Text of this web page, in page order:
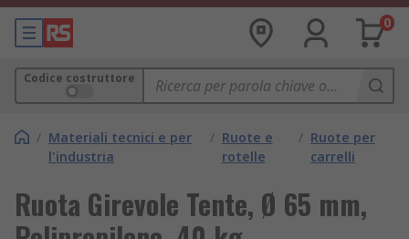
0
Codice costruttore
/ Materiali tecnici e per
l'industria
/ Ruote e
rotelle
/ Ruote per
carrelli
Ruota Girevole Tente, Ø 65 mm,